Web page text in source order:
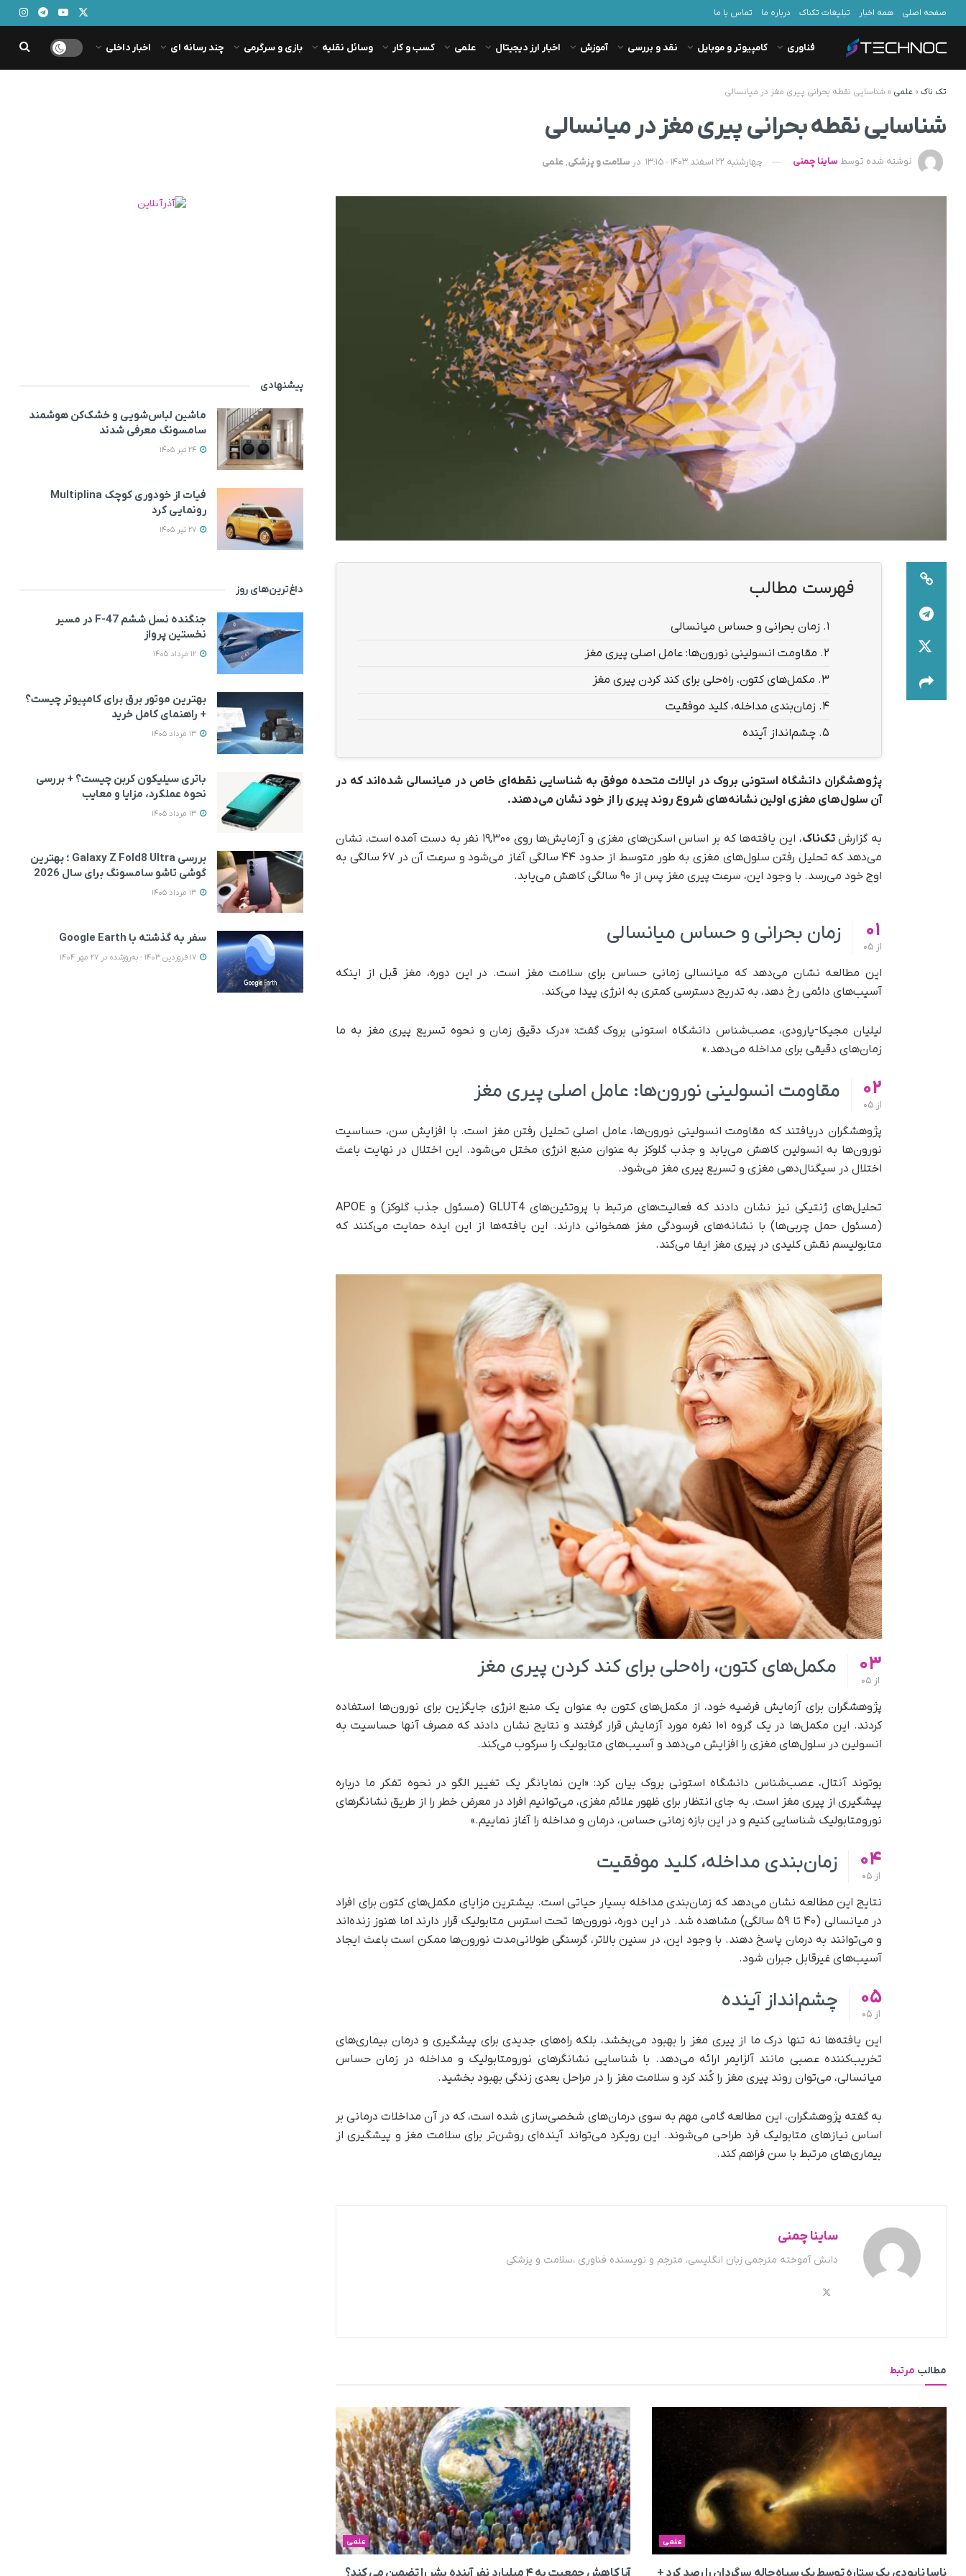
صفحه اصلی همه اخبار تبلیغات تکناک درباره ما تماس با ما
فناوری کامپیوتر و موبایل نقد و بررسی آموزش اخبار ارز دیجیتال علمی کسب و کار وسائل نقلیه بازی و سرگرمی چند رسانه ای اخبار داخلی
تک ناک» علمی » شناسایی نقطه بحرانی پیری مغز در میانسالی
شناسایی نقطه بحرانی پیری مغز در میانسالی
نوشته شده توسط ساینا چمنی چهارشنبه 22 اسفند 1403 - 13:15 در سلامت و پزشکی, علمی
فهرست مطالب
1. زمان بحرانی و حساس میانسالی
2. مقاومت انسولینی نورون‌ها: عامل اصلی پیری مغز
3. مکمل‌های کتون، راه‌حلی برای کند کردن پیری مغز
4. زمان‌بندی مداخله، کلید موفقیت
5. چشم‌انداز آینده
پژوهشگران دانشگاه استونی بروک در ایالات متحده موفق به شناسایی نقطه‌ای خاص در میانسالی شده‌اند که در
آن سلول‌های مغزی اولین نشانه‌های شروع روند پیری را از خود نشان می‌دهند.
به گزارشتک‌ناک
، این یافته‌ها که بر اساس اسکن‌های مغزی و آزمایش‌ها روی ۱۹,۳۰۰ نفر به دست آمده است، نشان
می‌دهد که تحلیل رفتن سلول‌های مغزی به طور متوسط از حدود ۴۴ سالگی آغاز می‌شود و سرعت آن در ۶۷ سالگی به
اوج خود می‌رسد. با وجود این، سرعت پیری مغز پس از ۹۰ سالگی کاهش می‌یابد.
01
از
زمان بحرانی و حساس میانسالی
این مطالعه نشان می‌دهد که میانسالی زمانی حساس برای سلامت مغز است. در این دوره، مغز قبل از اینکه
آسیب‌های دائمی رخ دهد، به تدریج دسترسی کمتری به انرژی پیدا می‌کند.
لیلیان مجیکا-پارودی، عصب‌شناس دانشگاه استونی بروک گفت:‌ «درک دقیق زمان و نحوه تسریع پیری مغز به ما
زمان‌های دقیقی برای مداخله می‌دهد.»
02
از
مقاومت انسولینی نورون‌ها: عامل اصلی پیری مغز
پژوهشگران دریافتند که مقاومت انسولینی نورون‌ها، عامل اصلی تحلیل رفتن مغز است. با افزایش سن، حساسیت
نورون‌ها به انسولین کاهش می‌یابد و جذب گلوکز به عنوان منبع انرژی مختل می‌شود. این اختلال در نهایت باعث
اختلال در سیگنال‌دهی مغزی و تسریع پیری مغز می‌شود.
تحلیل‌های ژنتیکی نیز نشان دادند که فعالیت‌های مرتبط با پروتئین‌های GLUT4 (مسئول جذب گلوکز) و APOE
(مسئول حمل چربی‌ها) با نشانه‌های فرسودگی مغز همخوانی دارند. این یافته‌ها از این ایده حمایت می‌کنند که
متابولیسم نقش کلیدی در پیری مغز ایفا می‌کند.
03
از
مکمل‌های کتون، راه‌حلی برای کند کردن پیری مغز
پژوهشگران برای آزمایش فرضیه خود، از مکمل‌های کتون به عنوان یک منبع انرژی جایگزین برای نورون‌ها استفاده
کردند. این مکمل‌ها در یک گروه ۱۰۱ نفره مورد آزمایش قرار گرفتند و نتایج نشان دادند که مصرف آنها حساسیت به
انسولین در سلول‌های مغزی را افزایش می‌دهد و آسیب‌های متابولیک را سرکوب می‌کند.
بوتوند آنتال، عصب‌شناس دانشگاه استونی بروک بیان کرد: «این نمایانگر یک تغییر الگو در نحوه تفکر ما درباره
پیشگیری از پیری مغز است. به جای انتظار برای ظهور علائم مغزی، می‌توانیم افراد در معرض خطر را از طریق نشانگرهای
نورومتابولیک شناسایی کنیم و در این بازه زمانی حساس، درمان و مداخله را آغاز نماییم.»
04
از
زمان‌بندی مداخله، کلید موفقیت
نتایج این مطالعه نشان می‌دهد که زمان‌بندی مداخله بسیار حیاتی است. بیشترین مزایای مکمل‌های کتون برای افراد
در میانسالی (۴۰ تا ۵۹ سالگی) مشاهده شد. در این دوره، نورون‌ها تحت استرس متابولیک قرار دارند اما هنوز زنده‌اند
و می‌توانند به درمان پاسخ دهند. با وجود این، در سنین بالاتر، گرسنگی طولانی‌مدت نورون‌ها ممکن است باعث ایجاد
آسیب‌های غیرقابل جبران شود.
05
از
چشم‌انداز آینده
این یافته‌ها نه تنها درک ما از پیری مغز را بهبود می‌بخشد، بلکه راه‌های جدیدی برای پیشگیری و درمان بیماری‌های
تخریب‌کننده عصبی مانند آلزایمر ارائه می‌دهد. با شناسایی نشانگرهای نورومتابولیک و مداخله در زمان حساس
میانسالی، می‌توان روند پیری مغز را کُند کرد و سلامت مغز را در مراحل بعدی زندگی بهبود بخشید.
به گفته پژوهشگران، این مطالعه گامی مهم به سوی درمان‌های شخصی‌سازی ‌شده است، که در آن مداخلات درمانی بر
اساس نیازهای متابولیک فرد طراحی می‌شوند. این رویکرد می‌تواند آینده‌ای روشن‌تر برای سلامت مغز و پیشگیری از
بیماری‌های مرتبط با سن فراهم کند.
ساینا چمنی
دانش آموخته مترجمی زبان انگلیسی، مترجم و نویسنده فناوری ،سلامت و پزشکی
مطالب مرتبط
علمی
ناسا نابودی یک ستاره توسط یک سیاه‌چاله سرگردان را رصد کرد +
علمی
آیا کاهش جمعیت به ۴ میلیارد نفر آینده بشر را تضمین می‌ کند؟
پیشنهادی
ماشین لباس‌شویی‌ و خشک‌کن هوشمند
سامسونگ معرفی شدند
فیات از خودوری کوچک Multiplina
رونمایی کرد
داغ‌ترین‌های روز
جنگنده نسل ششم F-47 در مسیر
نخستین پرواز
بهترین موتور برق برای کامپیوتر چیست؟
+ راهنمای کامل خرید
باتری سیلیکون کربن چیست؟ + بررسی
نحوه عملکرد، مزایا و معایب
بررسی Galaxy Z Fold8 Ultra ؛ بهترین
گوشی تاشو سامسونگ برای سال 2026
سفر به گذشته با Google Earth